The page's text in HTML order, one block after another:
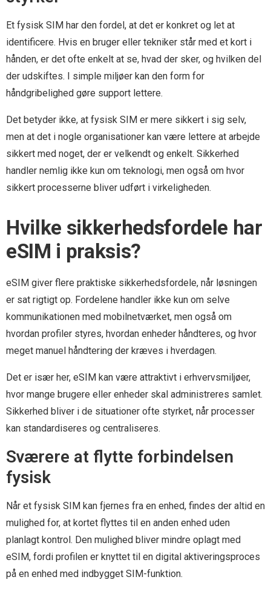
Et fysisk SIM har den fordel, at det er konkret og let at
identificere. Hvis en bruger eller tekniker står med et kort i
hånden, er det ofte enkelt at se, hvad der sker, og hvilken del
der udskiftes. I simple miljøer kan den form for
håndgribelighed gøre support lettere.
Det betyder ikke, at fysisk SIM er mere sikkert i sig selv,
men at det i nogle organisationer kan være lettere at arbejde
sikkert med noget, der er velkendt og enkelt. Sikkerhed
handler nemlig ikke kun om teknologi, men også om hvor
sikkert processerne bliver udført i virkeligheden.
Hvilke sikkerhedsfordele har
eSIM i praksis?
eSIM giver flere praktiske sikkerhedsfordele, når løsningen
er sat rigtigt op. Fordelene handler ikke kun om selve
kommunikationen med mobilnetværket, men også om
hvordan profiler styres, hvordan enheder håndteres, og hvor
meget manuel håndtering der kræves i hverdagen.
Det er især her, eSIM kan være attraktivt i erhvervsmiljøer,
hvor mange brugere eller enheder skal administreres samlet.
Sikkerhed bliver i de situationer ofte styrket, når processer
kan standardiseres og centraliseres.
Sværere at flytte forbindelsen
fysisk
Når et fysisk SIM kan fjernes fra en enhed, findes der altid en
mulighed for, at kortet flyttes til en anden enhed uden
planlagt kontrol. Den mulighed bliver mindre oplagt med
eSIM, fordi profilen er knyttet til en digital aktiveringsproces
på en enhed med indbygget SIM-funktion.